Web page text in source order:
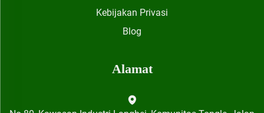
Kebijakan Privasi
Blog
Alamat